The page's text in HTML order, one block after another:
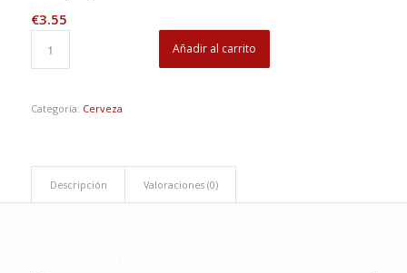
€3.55
Añadir al carrito
Categoría: Cerveza
Descripción Valoraciones (0)